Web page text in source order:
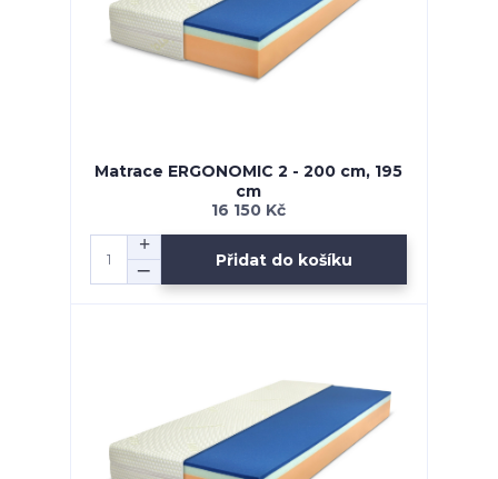
Matrace ERGONOMIC 2 - 200 cm, 195
cm
16 150 Kč
Přidat do košíku